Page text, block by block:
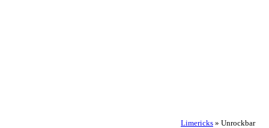
Limericks » Unrockbar